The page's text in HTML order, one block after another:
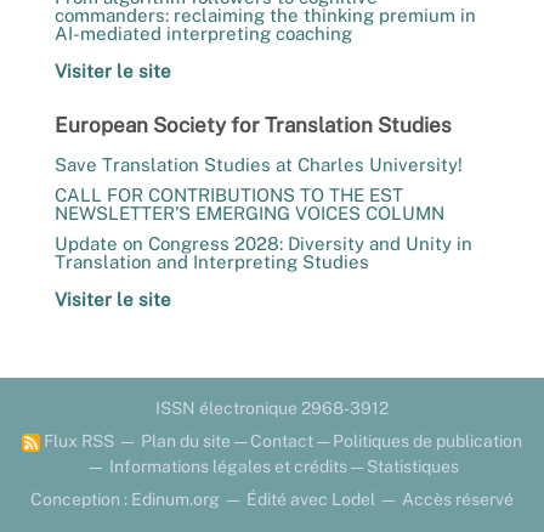
commanders: reclaiming the thinking premium in
AI-mediated interpreting coaching
Visiter le site
European Society for Translation Studies
Save Translation Studies at Charles University!
CALL FOR CONTRIBUTIONS TO THE EST
NEWSLETTER’S EMERGING VOICES COLUMN
Update on Congress 2028: Diversity and Unity in
Translation and Interpreting Studies
Visiter le site
ISSN électronique 2968-3912
Flux RSS — Plan du site —Contact—Politiques de publication
— Informations légales et crédits—Statistiques
Conception : Edinum.org — Édité avec Lodel — Accès réservé